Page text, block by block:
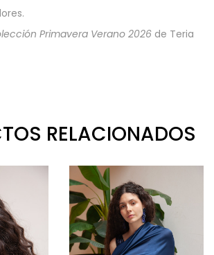
Primavera Verano 2026 de Teria
RELACIONADOS